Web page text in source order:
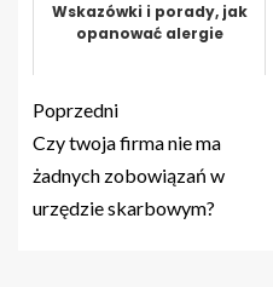
Wskazówki i porady, jak
opanować alergie
Poprzedni
Czy twoja firma nie ma
żadnych zobowiązań w
urzędzie skarbowym?